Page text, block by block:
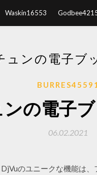
Waskin16553
ュンの電子ブ
の電子
06.02.2021
のユニークな機能は